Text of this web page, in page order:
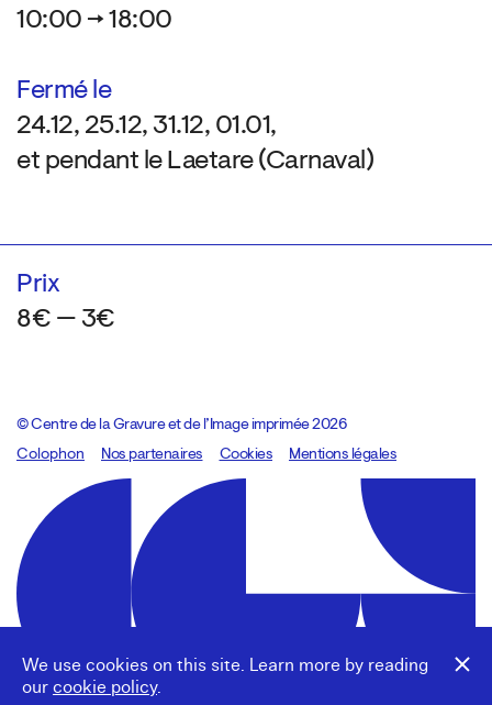
We use cookies on this site. Learn more by reading
our cookie policy.
10:00 → 18:00
Fermé le
24.12, 25.12, 31.12, 01.01,
et pendant le Laetare (Carnaval)
Prix
8€ — 3€
© Centre de la Gravure et de l’Image imprimée 2026
Colophon
Design:Marcel Kaczmarek, code:8080.studio
Nos partenaires Cookies Mentions légales